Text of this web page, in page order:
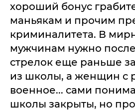
хороший бонус
маньякам и прочим
криминалитета. В
мужчинам нужно
стрелок еще раньше
из школы, а женщин с
военное... сами
школы закрыты, но